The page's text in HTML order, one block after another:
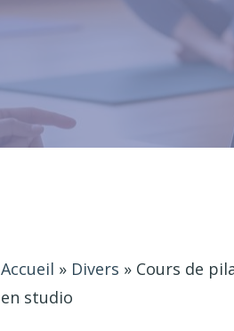
Accueil » Divers » Cours de
en studio